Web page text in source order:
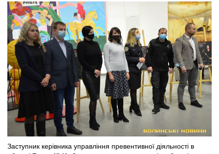
Заступник керівника управління превентивної діяльності в